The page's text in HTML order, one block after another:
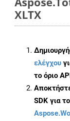
XLTX
ελέγχου
το όριο
SDK για